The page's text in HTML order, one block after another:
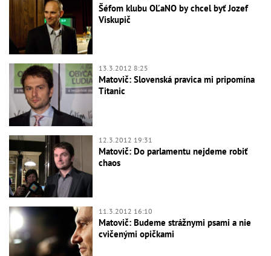
Šéfom klubu OĽaNO by chcel byť Jozef
Viskupič
13.3.2012 8:25
Matovič: Slovenská pravica mi pripomína
Titanic
12.3.2012 19:31
Matovič: Do parlamentu nejdeme robiť
chaos
11.3.2012 16:10
Matovič: Budeme strážnymi psami a nie
cvičenými opičkami